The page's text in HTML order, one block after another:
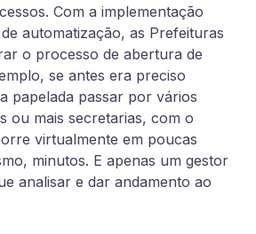
Com a implementação
automatização, as Prefeituras
o processo de abertura de
se antes era preciso
papelada passar por vários
ou mais secretarias, com o
virtualmente em poucas
minutos. E apenas um gestor
analisar e dar andamento ao